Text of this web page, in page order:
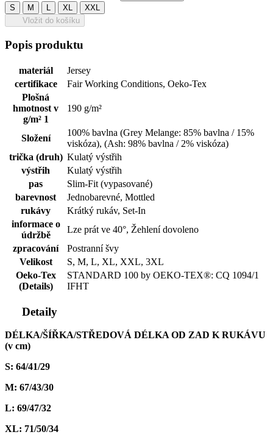
S M L XL
XXL
Vložit do košíku
Popis produktu
materiál
Jersey
certifikace
Fair Working Conditions, Oeko-Tex
Plošná
hmotnost v
g/m² 1
190 g/m²
Složení
100% bavlna (Grey Melange: 85% bavlna / 15%
viskóza), (Ash: 98% bavlna / 2% viskóza)
trička (druh) Kulatý výstřih
výstřih
Kulatý výstřih
pas
Slim-Fit (vypasované)
barevnost
Jednobarevné, Mottled
rukávy
Krátký rukáv, Set-In
informace o
údržbě
Lze prát ve 40°, Žehlení dovoleno
zpracování
Postranní švy
Velikost
S, M, L, XL, XXL, 3XL
Oeko-Tex
(Details)
STANDARD 100 by OEKO-TEX®: CQ 1094/1
IFHT
Detaily
DÉLKA/ŠÍŘKA/STŘEDOVÁ DÉLKA OD ZAD K RUKÁVU
(v cm)
S: 64/41/29
M: 67/43/30
L: 69/47/32
XL: 71/50/34